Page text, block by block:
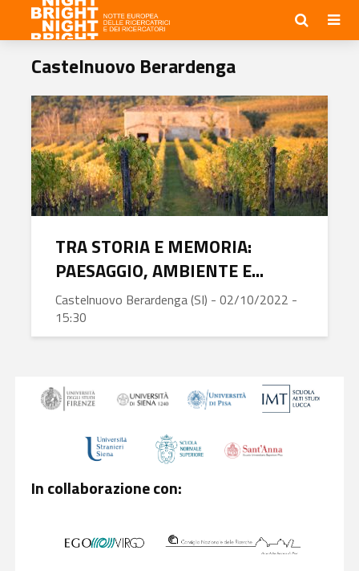
Castelnuovo Berardenga
TRA STORIA E MEMORIA:
PAESAGGIO, AMBIENTE E...
Castelnuovo Berardenga (SI) - 02/10/2022 -
15:30
In collaborazione con: